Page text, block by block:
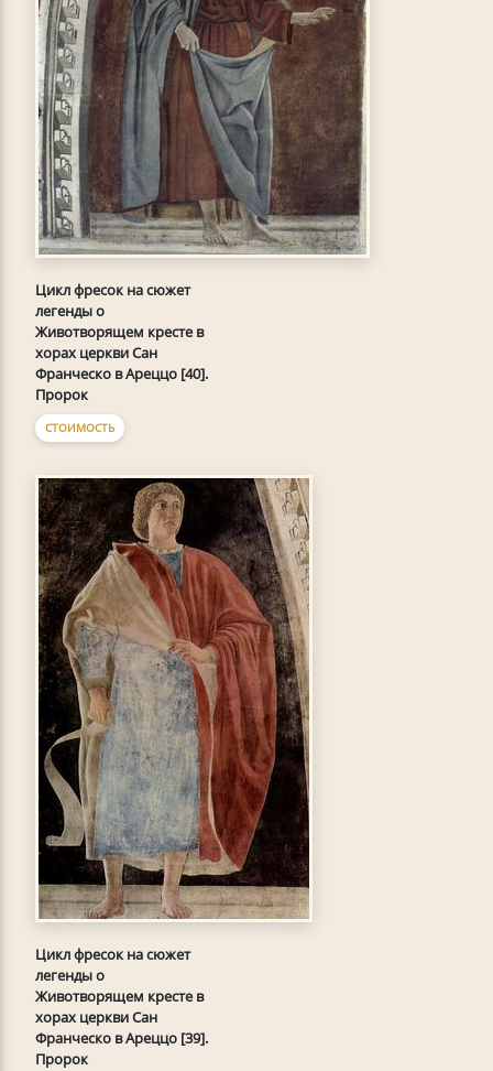
Цикл фресок на сюжет
легенды о
Животворящем кресте в
хорах церкви Сан
Франческо в Ареццо [40].
Пророк
СТОИМОСТЬ
Цикл фресок на сюжет
легенды о
Животворящем кресте в
хорах церкви Сан
Франческо в Ареццо [39].
Пророк